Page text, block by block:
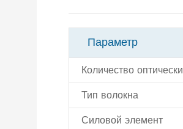
Параметр
Количество
Тип волокна
Силовой элемент